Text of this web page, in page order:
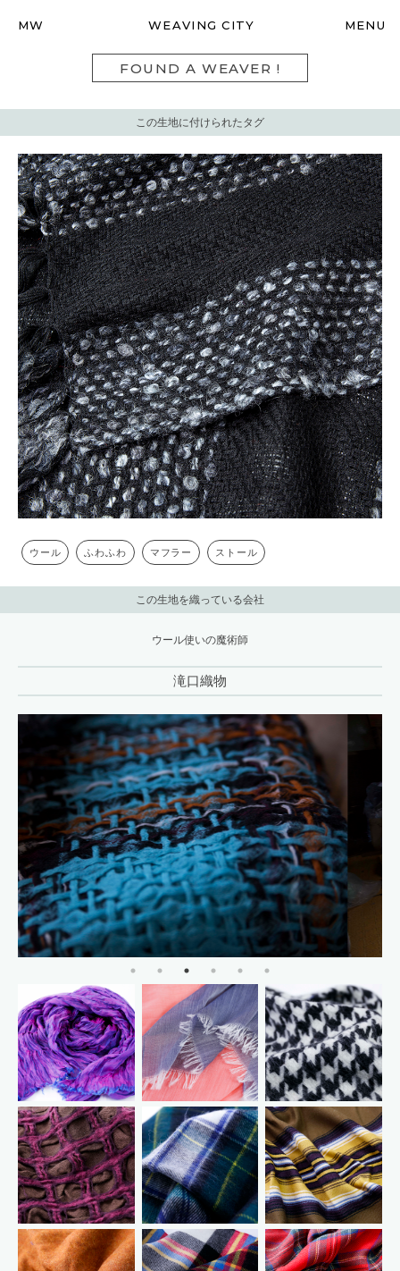
MW MENU
WEAVING CITY
FOUND A WEAVER !
この生地に付けられたタグ
ウール ふわふわ マフラー ストール
この生地を織っている会社
ウール使いの魔術師
滝口織物